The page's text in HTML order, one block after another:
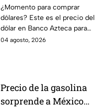
hoy 4 de agosto 2026
¿Momento para comprar
dólares? Este es el precio del
dólar en Banco Azteca para
hoy martes 4 de agosto 2026:
04 agosto, 2026
Precio de la gasolina
sorprende a México